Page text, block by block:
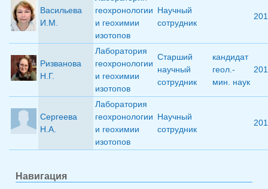
Васильева
И.М.
геохронологии
и геохимии
изотопов
Научный
сотрудник
201
Ризванова
Н.Г.
Лаборатория
геохронологии
и геохимии
изотопов
Старший
научный
сотрудник
кандидат
геол.-
мин. наук
201
Сергеева
Н.А.
Лаборатория
геохронологии
и геохимии
изотопов
Научный
сотрудник
201
Навигация